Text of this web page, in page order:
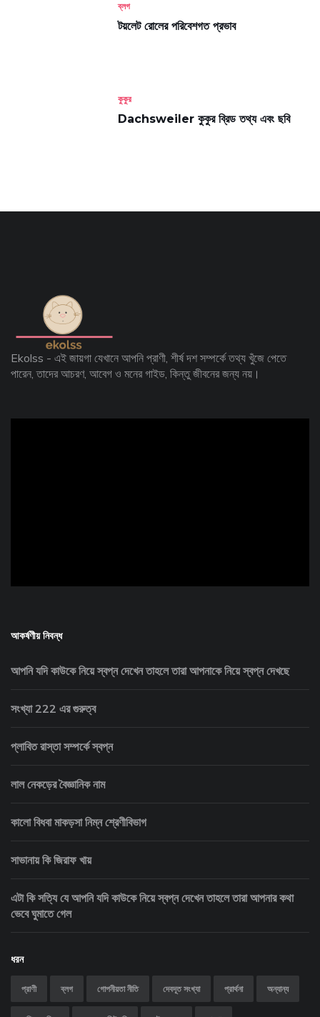
ব্লগ
টয়লেট রোলের পরিবেশগত প্রভাব
কুকুর
Dachsweiler কুকুর ব্রিড তথ্য এবং ছবি
Ekolss - এই জায়গা যেখানে আপনি প্রাণী, শীর্ষ দশ সম্পর্কে তথ্য খুঁজে পেতে
পারেন, তাদের আচরণ, আবেগ ও মনের গাইড, কিন্তু জীবনের জন্য নয়।
আকর্ষণীয় নিবন্ধ
আপনি যদি কাউকে নিয়ে স্বপ্ন দেখেন তাহলে তারা আপনাকে নিয়ে স্বপ্ন দেখছে
সংখ্যা 222 এর গুরুত্ব
প্লাবিত রাস্তা সম্পর্কে স্বপ্ন
লাল নেকড়ের বৈজ্ঞানিক নাম
কালো বিধবা মাকড়সা নিম্ন শ্রেণীবিভাগ
সাভানায় কি জিরাফ খায়
এটা কি সত্যি যে আপনি যদি কাউকে নিয়ে স্বপ্ন দেখেন তাহলে তারা আপনার কথা
ভেবে ঘুমাতে গেল
ধরন
প্রাণী ব্লগ গোপনীয়তা নীতি দেবদূত সংখ্যা প্রার্থনা অন্যান্য